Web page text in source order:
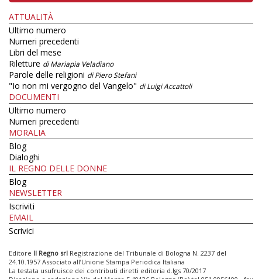
ATTUALITÀ
Ultimo numero
Numeri precedenti
Libri del mese
Riletture di Mariapia Veladiano
Parole delle religioni di Piero Stefani
"Io non mi vergogno del Vangelo" di Luigi Accattoli
DOCUMENTI
Ultimo numero
Numeri precedenti
MORALIA
Blog
Dialoghi
IL REGNO DELLE DONNE
Blog
NEWSLETTER
Iscriviti
EMAIL
Scrivici
Editore Il Regno srl Registrazione del Tribunale di Bologna N. 2237 del
24.10.1957 Associato all’Unione Stampa Periodica Italiana
La testata usufruisce dei contributi diretti editoria d.lgs 70/2017